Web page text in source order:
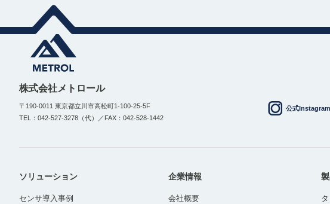
株式会社メトロール
〒190-0011 東京都立川市高松町1-100-25-5F
TEL：042-527-3278（代）／FAX：042-528-1442
公式Instagram
ソリューション
センサ導入事例
企業情報
会社概要